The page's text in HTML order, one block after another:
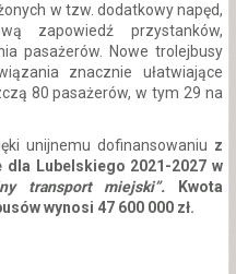
w tzw. dodatkowy napęd,
zapowiedź przystanków,
pasażerów. Nowe trolejbusy
znacznie ułatwiające
80 pasażerów, w tym 29 na
unijnemu dofinansowaniu z
dla Lubelskiego 2021-2027 w
transport miejski”.
Kwota
wynosi 47 600 000 zł.